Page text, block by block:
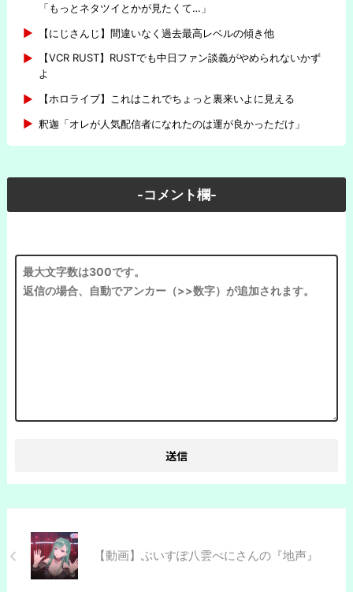
「もっとネタツイとかが見たくて…」
【にじさんじ】間違いなく過去最高レベルの傾き他
【VCR RUST】RUSTでも中日ファン談義がやめられないかず
よ
【ホロライブ】これはこれでちょっと裏来いよに見える
釈迦「オレが人気配信者になれたのは運が良かっただけ」
-コメント欄-
【動画】ぶいすぽ八雲べにさんの『地声』